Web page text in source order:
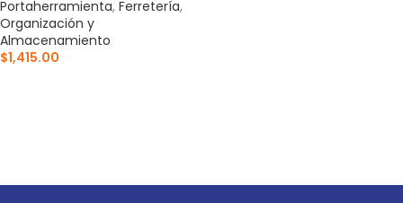
Portaherramienta, Ferretería,
Organización y
Almacenamiento
$1,415.00